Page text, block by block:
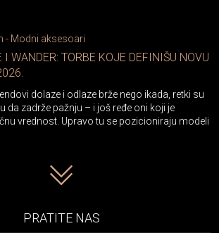
- Modni aksesoari
WANDER: TORBE KOJE DEFINIŠU NOVU
dolaze i odlaze brže nego ikada, retki su
da zadrže pažnju – i još ređe oni koji je
vrednost. Upravo tu se pozicioniraju modeli
PRATITE NAS